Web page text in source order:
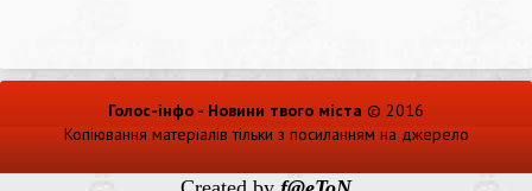
Голос-інфо - Новини твого міста © 2016
Копіювання матеріалів тільки з посиланням на джерело